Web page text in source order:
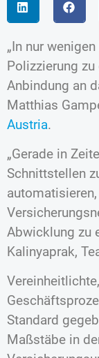
„In nur
Polizzierung
Anbindung an
Matthias
Austria.
„Gerade in
Schnittstellen
Abwicklung zu
Kalinyaprak,
Standard
Maßstäbe in